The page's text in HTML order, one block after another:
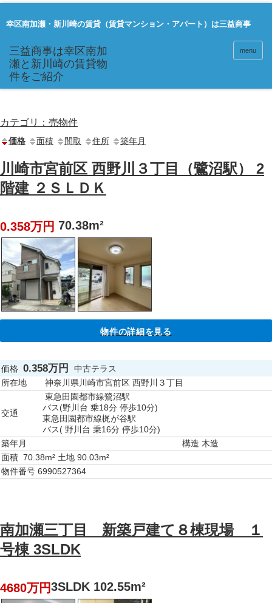
幸区南加瀬・新川崎の賃貸（賃貸マンション・アパート）は三益商事
menu
カテゴリ：売物件
価格 面積 間取 住所 築年月
川崎市宮前区 西野川３丁目（鷺沼駅） 2
階建 ２ＳＬＤＫ
0.358万円 70.38m²
物件の詳細を見る
価格 0.358万円
中古テラス
所在地
神奈川県川崎市宮前区 西野川３丁目
交通
東急田園都市線鷺沼駅
バス(野川台 乗18分 停歩10分)
東急田園都市線梶が谷駅
バス( 野川台 乗16分 停歩10分)
築年月
構造 木造
面積 70.38m² 土地 90.03m²
物件番号 6990527364
南加瀬三丁目 新築戸建て８棟現場 １
号棟 3SLDK
4680万円3SLDK 102.55m²